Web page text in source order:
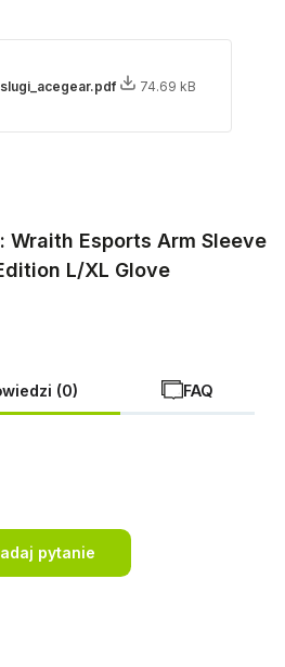
74.69 kB
Wraith Esports Arm Sleeve
L/XL Glove
(0) FAQ
pytanie